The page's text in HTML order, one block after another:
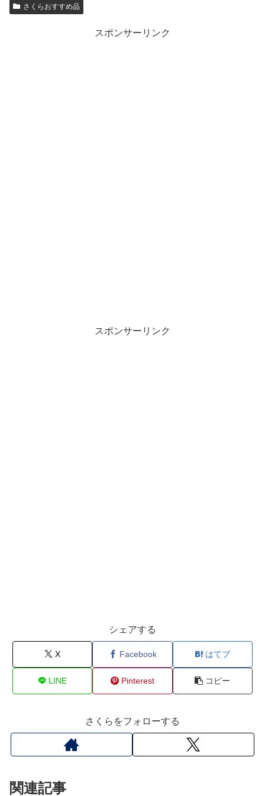
さくらおすすめ品
スポンサーリンク
スポンサーリンク
シェアする
X Facebook はてブ
LINE Pinterest コピー
さくらをフォローする
関連記事